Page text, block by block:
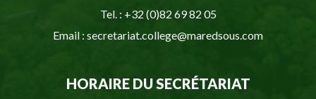
Tel. : +32 (0)82 69 82 05
Email : secretariat.college@maredsous.com
HORAIRE DU SECRÉTARIAT